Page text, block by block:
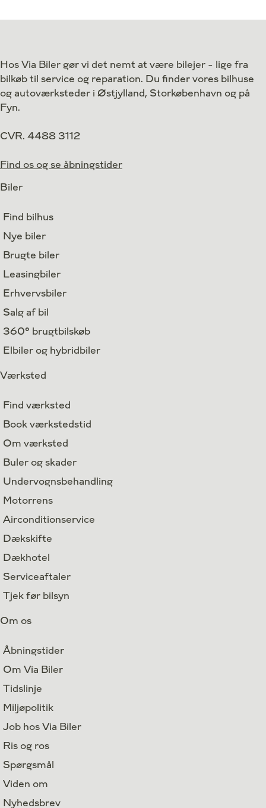
Lokation
Middelfart
Kontant
459.800
Lokation
Kontant
Hos Via Biler gør vi det nemt at være bilejer - lige fra
bilkøb til service og reparation. Du finder vores bilhuse
og autoværksteder i Østjylland, Storkøbenhavn og på
Fyn.
CVR. 4488 3112
Find os og se åbningstider
Biler
Find bilhus
Nye biler
Brugte biler
Leasingbiler
Erhvervsbiler
Salg af bil
360° brugtbilskøb
Elbiler og hybridbiler
Værksted
Find værksted
Book værkstedstid
Om værksted
Buler og skader
Undervognsbehandling
Motorrens
Airconditionservice
Dækskifte
Dækhotel
Serviceaftaler
Tjek før bilsyn
Om os
Åbningstider
Om Via Biler
Tidslinje
Miljøpolitik
Job hos Via Biler
Ris og ros
Spørgsmål
Viden om
Nyhedsbrev